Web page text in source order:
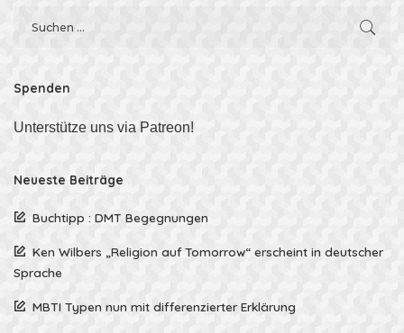
Spenden
Unterstütze uns via Patreon!
Neueste Beiträge
Buchtipp : DMT Begegnungen
Ken Wilbers „Religion auf Tomorrow“ erscheint in deutscher
Sprache
MBTI Typen nun mit differenzierter Erklärung